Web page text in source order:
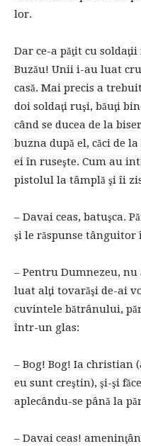
lor.
Dar ce-a păţit cu
Buzău! Unii i-au luat
casă. Mai precis a
doi soldaţi ruşi, băuţi
când se ducea de la
buzna după el, căci de
ei în ruseşte. Cum au
pistolul la tâmplă şi îi
– Davai ceas, batuşca.
şi le răspunse tânguitor
– Pentru Dumnezeu,
luat alţi tovarăşi de-ai
cuvintele bătrânului,
într-un glas:
– Bog! Bog! Ia christian
eu sunt creştin), şi-şi
aplecându-se până la
– Davai ceas!